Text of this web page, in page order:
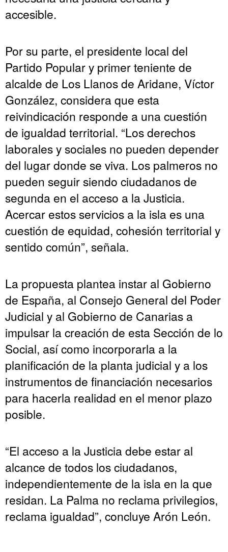
accesible.
Por su parte, el presidente local del
Partido Popular y primer teniente de
alcalde de Los Llanos de Aridane, Víctor
González, considera que esta
reivindicación responde a una cuestión
de igualdad territorial. “Los derechos
laborales y sociales no pueden depender
del lugar donde se viva. Los palmeros no
pueden seguir siendo ciudadanos de
segunda en el acceso a la Justicia.
Acercar estos servicios a la isla es una
cuestión de equidad, cohesión territorial y
sentido común”, señala.
La propuesta plantea instar al Gobierno
de España, al Consejo General del Poder
Judicial y al Gobierno de Canarias a
impulsar la creación de esta Sección de lo
Social, así como incorporarla a la
planificación de la planta judicial y a los
instrumentos de financiación necesarios
para hacerla realidad en el menor plazo
posible.
“El acceso a la Justicia debe estar al
alcance de todos los ciudadanos,
independientemente de la isla en la que
residan. La Palma no reclama privilegios,
reclama igualdad”, concluye Arón León.